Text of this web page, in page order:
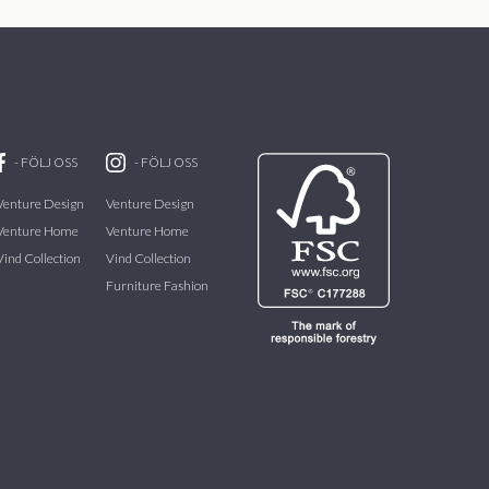
- FÖLJ OSS
Design
Home
Collection
- FÖLJ OSS
Venture Design
Venture Home
Vind Collection
Furniture Fashion